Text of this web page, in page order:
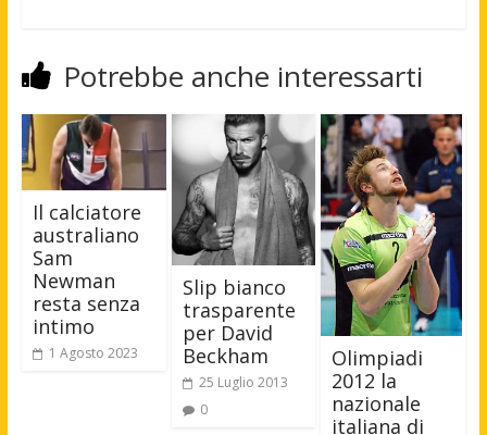
Potrebbe anche interessarti
Il calciatore
australiano
Sam
Newman
resta senza
intimo
1 Agosto 2023
Slip bianco
trasparente
per David
Beckham
25 Luglio 2013
0
Olimpiadi
2012 la
nazionale
italiana di